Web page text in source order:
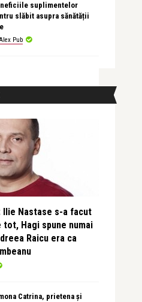
suplimentelor
slăbit asupra sănătății
Pub
Ilie Nastase s-a facut
Hagi spune numai
Raicu era ca
Catrina, prietena și